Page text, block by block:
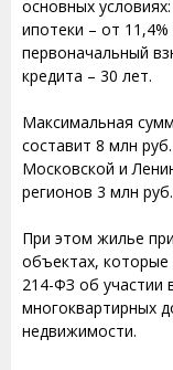
основных
ипотеки – от
первоначальный
кредита – 30 лет.
Максимальная
составит 8 млн
Московской и
регионов 3 млн руб.
При этом жилье
объектах, которые
214-ФЗ об участии
многоквартирных
недвижимости.